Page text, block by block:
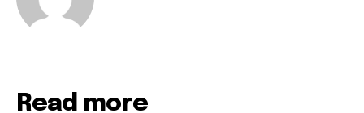
Read more